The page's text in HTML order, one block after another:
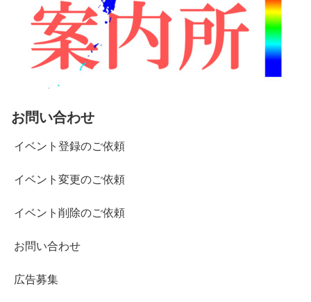
お問い合わせ
イベント登録のご依頼
イベント変更のご依頼
イベント削除のご依頼
お問い合わせ
広告募集